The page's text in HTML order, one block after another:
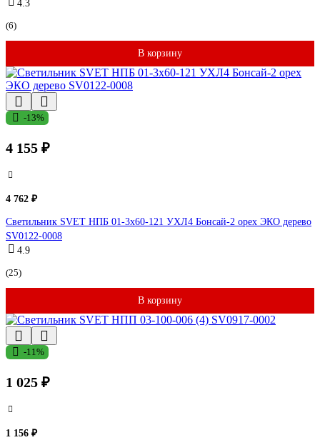
4.3
(6)
В корзину
-13%
4 155 ₽
4 762 ₽
Светильник SVET НПБ 01-3х60-121 УХЛ4 Бонсай-2 орех ЭКО дерево
SV0122-0008
4.9
(25)
В корзину
-11%
1 025 ₽
1 156 ₽